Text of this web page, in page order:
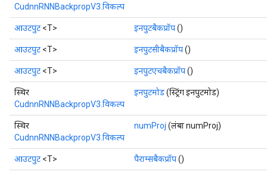
CudnnRNNBackpropV3.विकल्प
आउटपुट <T> इनपुटबैकप्रॉप()
आउटपुट <T> इनपुटसीबैकप्रॉप()
आउटपुट <T> इनपुटएचबैकप्रॉप()
स्थिर
CudnnRNNBackpropV3.विकल्प
इनपुटमोड(स्ट्रिंग इनपुटमोड)
स्थिर
CudnnRNNBackpropV3.विकल्प
numProj (लंबा numProj)
आउटपुट <T> पैराम्सबैकप्रॉप()